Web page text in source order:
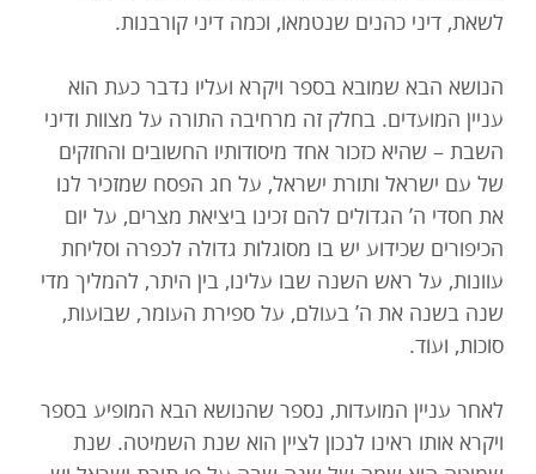
לשאת, דיני כהנים שנטמאו, וכמה דיני קורבנות.
הנושא הבא שמובא בספר ויקרא ועליו נדבר כעת הוא
עניין המועדים. בחלק זה מרחיבה התורה על מצוות ודיני
השבת – שהיא כזכור אחד מיסודותיו החשובים והחזקים
של עם ישראל ותורת ישראל, על חג הפסח שמזכיר לנו
את חסדי ה’ הגדולים להם זכינו ביציאת מצרים, על יום
הכיפורים שכידוע יש בו מסוגלות גדולה לכפרה וסליחת
עוונות, על ראש השנה שבו עלינו, בין היתר, להמליך מדי
שנה בשנה את ה’ בעולם, על ספירת העומר, שבועות,
סוכות, ועוד.
לאחר עניין המועדות, נספר שהנושא הבא המופיע בספר
ויקרא אותו ראינו לנכון לציין הוא שנת השמיטה. שנת